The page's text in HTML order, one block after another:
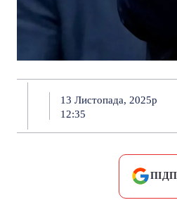
13 Листопада, 2025р
12:35